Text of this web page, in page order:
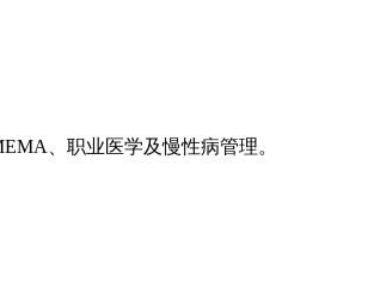
、职业医学及慢性病管理。